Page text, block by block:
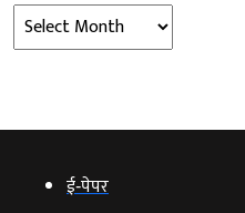
Archives
ई‑पेपर